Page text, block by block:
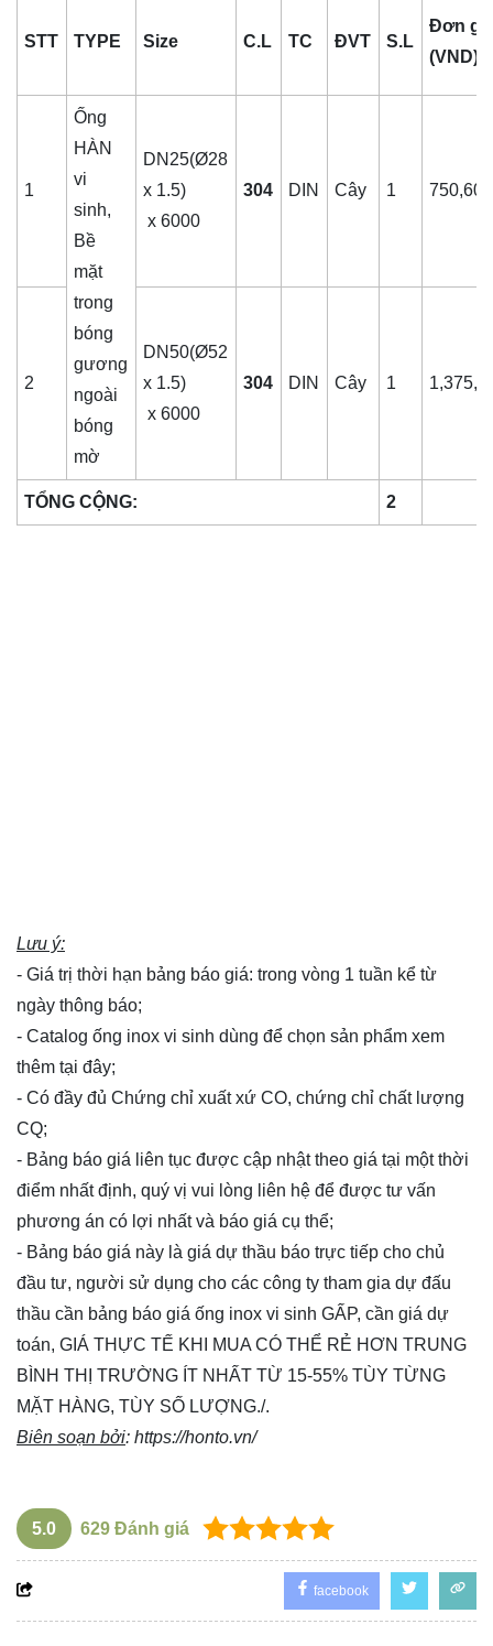
STT TYPE Size C.L TC ĐVT S.L
Đơn
(VND)
1
Ống
HÀN
vi
sinh,
Bề
mặt
trong
bóng
gương
ngoài
bóng
mờ
DN25(Ø28
x 1.5)
x 6000
304 DIN Cây 1 750,600
2
DN50(Ø52
x 1.5)
x 6000
304 DIN Cây 1
TỔNG CỘNG: 2
Lưu ý:
- Giá trị thời hạn bảng báo giá: trong vòng 1 tuần kể từ
ngày thông báo;
- Catalog ống inox vi sinh dùng để chọn sản phẩm xem
thêm tại đây;
- Có đầy đủ Chứng chỉ xuất xứ CO, chứng chỉ chất lượng
CQ;
- Bảng báo giá liên tục được cập nhật theo giá tại một thời
điểm nhất định, quý vị vui lòng liên hệ để được tư vấn
phương án có lợi nhất và báo giá cụ thể;
- Bảng báo giá này là giá dự thầu báo trực tiếp cho chủ
đầu tư, người sử dụng cho các công ty tham gia dự đấu
thầu cần bảng báo giá ống inox vi sinh GẤP, cần giá dự
toán, GIÁ THỰC TẾ KHI MUA CÓ THỂ RẺ HƠN TRUNG
BÌNH THỊ TRƯỜNG ÍT NHẤT TỪ 15-55% TÙY TỪNG
MẶT HÀNG, TÙY SỐ LƯỢNG./.
Biên soạn bởi: https://honto.vn/
5.0 629 Đánh giá
facebook